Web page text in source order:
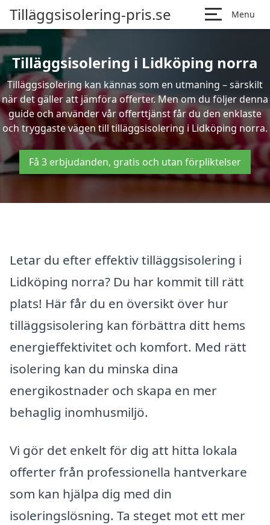
Tilläggsisolering-pris.se Menu
Tilläggsisolering i Lidköping norra
Tilläggsisolering kan kännas som en utmaning – särskilt
när det gäller att jämföra offerter. Men om du följer denna
guide och använder vår offerttjänst får du den enklaste
och tryggaste vägen till tilläggsisolering i Lidköping norra.
Få 3 erbjudanden, gratis och utan förpliktelser
Letar du efter effektiv tilläggsisolering i
Lidköping norra? Du har kommit till rätt
plats! Här får du en översikt över hur
tilläggsisolering kan förbättra ditt hems
energieffektivitet och komfort. Med rätt
isolering kan du minska dina
energikostnader och skapa en mer
behaglig inomhusmiljö.
Vi gör det enkelt för dig att hitta lokala
offerter från professionella hantverkare
som kan hjälpa dig med din
isoleringslösning. Ta steget mot ett mer